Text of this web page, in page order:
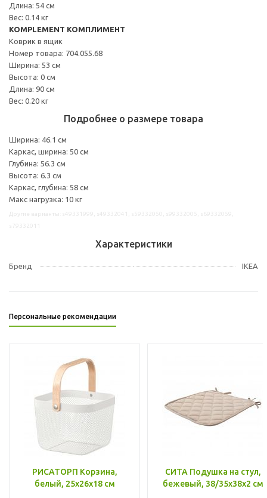
Длина: 54 см
Вес: 0.14 кг
KOMPLEMENT КОМПЛИМЕНТ
Коврик в ящик
Номер товара: 704.055.68
Ширина: 53 см
Высота: 0 см
Длина: 90 см
Вес: 0.20 кг
Подробнее о размере товара
Ширина: 46.1 см
Каркас, ширина: 50 см
Глубина: 56.3 см
Высота: 6.3 см
Каркас, глубина: 58 см
Макс нагрузка: 10 кг
Характеристики
Бренд IKEA
Персональные рекомендации
РИСАТОРП Корзина,
белый, 25x26x18 см
СИТА Подушка на стул,
бежевый, 38/35x38x2 см